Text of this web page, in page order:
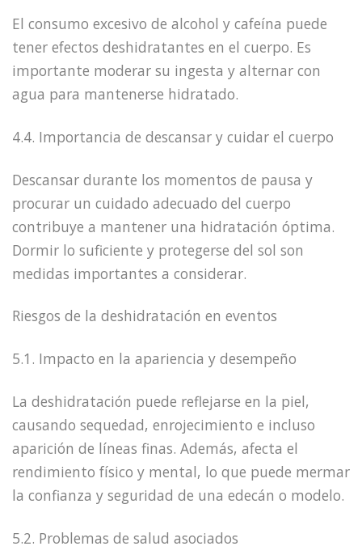
El consumo excesivo de alcohol y cafeína puede
tener efectos deshidratantes en el cuerpo. Es
importante moderar su ingesta y alternar con
agua para mantenerse hidratado.
4.4. Importancia de descansar y cuidar el cuerpo
Descansar durante los momentos de pausa y
procurar un cuidado adecuado del cuerpo
contribuye a mantener una hidratación óptima.
Dormir lo suficiente y protegerse del sol son
medidas importantes a considerar.
Riesgos de la deshidratación en eventos
5.1. Impacto en la apariencia y desempeño
La deshidratación puede reflejarse en la piel,
causando sequedad, enrojecimiento e incluso
aparición de líneas finas. Además, afecta el
rendimiento físico y mental, lo que puede mermar
la confianza y seguridad de una edecán o modelo.
5.2. Problemas de salud asociados